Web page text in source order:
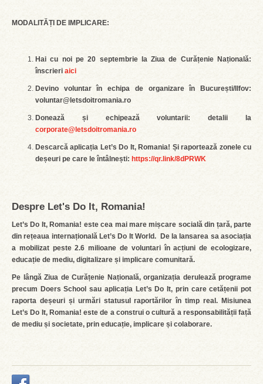
MODALITĂȚI DE IMPLICARE:
Hai cu noi pe 20 septembrie la Ziua de Curățenie Națională:
înscrieri aici
Devino voluntar în echipa de organizare în București/Ilfov:
voluntar@letsdoitromania.ro
Donează și echipează voluntarii: detalii la
corporate@letsdoitromania.ro
Descarcă aplicația Let’s Do It, Romania! Și raportează zonele cu
deșeuri pe care le întâlnești: https://qr.link/8dPRWK
Despre Let's Do It, Romania!
Let’s Do It, Romania! este cea mai mare mișcare socială din țară, parte
din rețeaua internațională Let’s Do It World. De la lansarea sa asociația
a mobilizat peste 2.6 milioane de voluntari în acțiuni de ecologizare,
educație de mediu, digitalizare și implicare comunitară.
Pe lângă Ziua de Curățenie Națională, organizația derulează programe
precum Doers School sau aplicația Let’s Do It, prin care cetățenii pot
raporta deșeuri și urmări statusul raportărilor în timp real. Misiunea
Let’s Do It, Romania! este de a construi o cultură a responsabilității față
de mediu și societate, prin educație, implicare și colaborare.